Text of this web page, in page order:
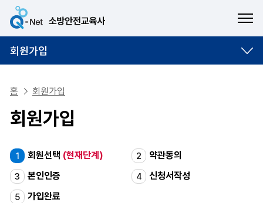
회원가입
홈 회원가입
회원가입
1 회원선택 (현재단계) 2 약관동의
3 본인인증 4 신청서작성
5 가입완료